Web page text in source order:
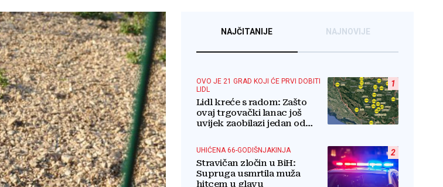
NAJČITANIJE NAJNOVIJE
1
OVO JE 21 GRAD KOJI ĆE PRVI DOBITI
LIDL
Lidl kreće s radom: Zašto
ovaj trgovački lanac još
uvijek zaobilazi jedan od
2
UHIĆENA 66-GODIŠNJAKINJA
Stravičan zločin u BiH:
Supruga usmrtila muža
hitcem u glavu